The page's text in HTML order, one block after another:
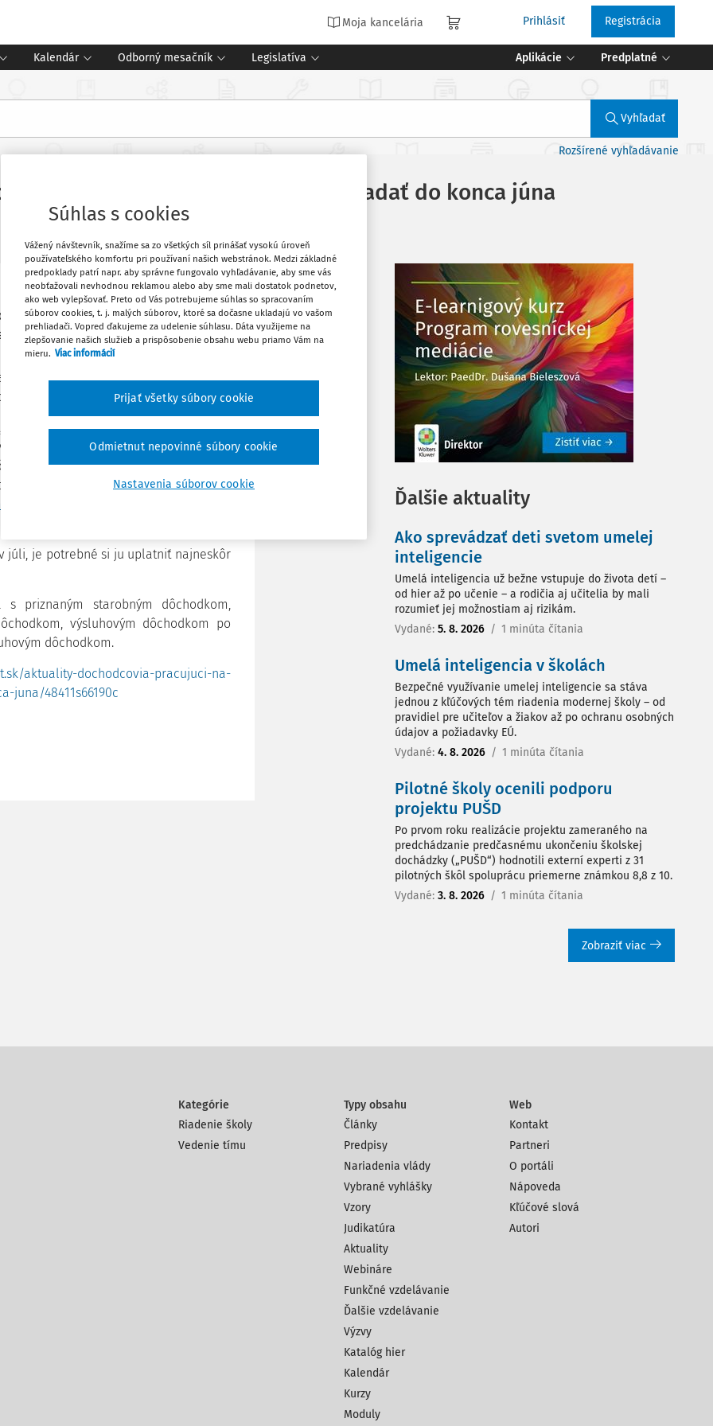
Moja kancelária Prihlásiť Registrácia
Kalendár Odborný mesačník Legislatíva Aplikácie Predplatné
Vyhľadať
Rozšírené vyhľadávanie
môžu o výnimku z poistného požiadať do konca júna
v súčasnosti pracujú na dohodu o
že aj oni si môžu uplatniť výnimku a
pri príjme do 200 eur mesačne.
neurobia v tomto termíne, výnimku si
kalendárneho mesiaca.
je povinný o tom písomne informovať
súčasne neuplatňuje u iného
dôchodca neoznamuje. Tlačivo
úľava – dôchodcovia) možno nájsť
júli, je potrebné si ju uplatniť najneskôr
priznaným starobným dôchodkom,
výsluhovým dôchodkom po
dôchodkom.
aktuality-dochodcovia-pracujuci-na-
juna/48411s66190c
Obľúbené
Vytlačiť
Ďalšie aktuality
Ako sprevádzať deti svetom umelej
inteligencie
Umelá inteligencia už bežne vstupuje do života detí –
od hier až po učenie – a rodičia aj učitelia by mali
rozumieť jej možnostiam aj rizikám.
Vydané: 5. 8. 2026 / 1 minúta čítania
Umelá inteligencia v školách
Bezpečné využívanie umelej inteligencie sa stáva
jednou z kľúčových tém riadenia modernej školy – od
pravidiel pre učiteľov a žiakov až po ochranu osobných
údajov a požiadavky EÚ.
Vydané: 4. 8. 2026 / 1 minúta čítania
Pilotné školy ocenili podporu
projektu PUŠD
Po prvom roku realizácie projektu zameraného na
predchádzanie predčasnému ukončeniu školskej
dochádzky („PUŠD“) hodnotili externí experti z 31
pilotných škôl spoluprácu priemerne známkou 8,8 z 10.
Vydané: 3. 8. 2026 / 1 minúta čítania
Zobraziť viac
Kategórie
Riadenie školy
Vedenie tímu
Typy obsahu
Články
Predpisy
Nariadenia vlády
Vybrané vyhlášky
Vzory
Judikatúra
Aktuality
Webináre
Funkčné vzdelávanie
Ďalšie vzdelávanie
Výzvy
Katalóg hier
Kalendár
Kurzy
Moduly
Web
Kontakt
Partneri
O portáli
Nápoveda
Kľúčové slová
Autori
Súhlas s cookies
Vážený návštevník, snažíme sa zo všetkých síl prinášať vysokú úroveň
používateľského komfortu pri používaní našich webstránok. Medzi základné
predpoklady patrí napr. aby správne fungovalo vyhľadávanie, aby sme vás
neobťažovali nevhodnou reklamou alebo aby sme mali dostatok podnetov,
ako web vylepšovať. Preto od Vás potrebujeme súhlas so spracovaním
súborov cookies, t. j. malých súborov, ktoré sa dočasne ukladajú vo vašom
prehliadači. Vopred ďakujeme za udelenie súhlasu. Dáta využijeme na
zlepšovanie našich služieb a prispôsobenie obsahu webu priamo Vám na
mieru. Viac informácií
Nastavenia súborov cookie
Odmietnut nepovinné súbory cookie
Prijať všetky súbory cookie